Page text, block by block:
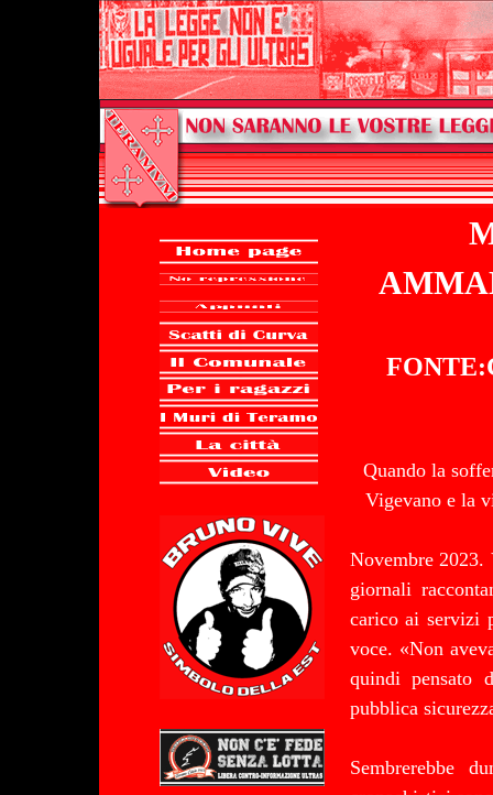
Quando la
Vigevano e la
Novembre 2023.
giornali
carico ai servizi
voce. «Non
quindi pensato
pubblica
Sembrerebbe